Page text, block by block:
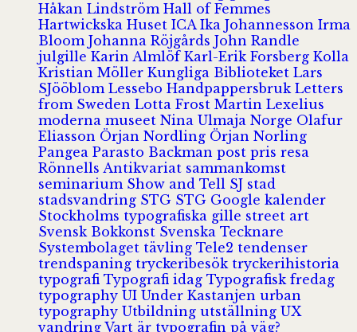
Håkan Lindström Hall of Femmes
Hartwickska Huset ICA Ika Johannesson Irma
Bloom Johanna Röjgårds John Randle
julgille Karin Almlöf Karl-Erik Forsberg Kolla
Kristian Möller Kungliga Biblioteket Lars
SJööblom Lessebo Handpappersbruk Letters
from Sweden Lotta Frost Martin Lexelius
moderna museet Nina Ulmaja Norge Olafur
Eliasson Örjan Nordling Örjan Norling
Pangea Parasto Backman post pris resa
Rönnells Antikvariat sammankomst
seminarium Show and Tell SJ stad
stadsvandring STG STG Google kalender
Stockholms typografiska gille street art
Svensk Bokkonst Svenska Tecknare
Systembolaget tävling Tele2 tendenser
trendspaning tryckeribesök tryckerihistoria
typografi Typografi idag Typografisk fredag
typography UI Under Kastanjen urban
typography Utbildning utställning UX
vandring Vart är typografin på väg?